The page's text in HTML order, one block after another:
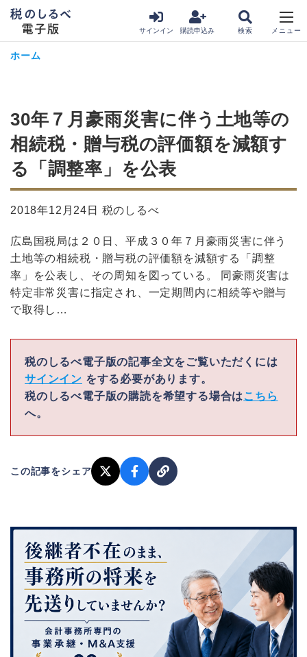
サインイン 購読申込み
ホーム
30年７月豪雨災害に伴う土地等の
相続税・贈与税の評価額を減額す
る「調整率」を公表
2018年12月24日 税のしるべ
広島国税局は２０日、平成３０年７月豪雨災害に伴う
土地等の相続税・贈与税の評価額を減額する「調整
率」を公表し、その周知を図っている。 同豪雨災害は
特定非常災害に指定され、一定期間内に相続等や贈与
で取得し…
税のしるべ電子版の記事全文をご覧いただくには
サインイン をする必要があります。
税のしるべ電子版の購読を希望する場合は こちら
へ。
この記事をシェア